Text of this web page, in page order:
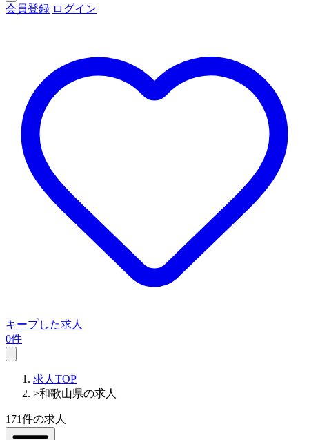
会員登録 ログイン
キープした求人
0件
求人TOP
>和歌山県の求人
171件の求人